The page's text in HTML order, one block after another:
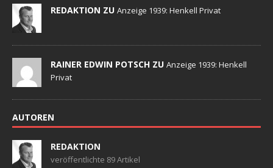
REDAKTION ZU Anzeige 1939: Henkell Privat
RAINER EDWIN POTSCH ZU Anzeige 1939: Henkell
Privat
AUTOREN
REDAKTION
veröffentlichte 89 Artikel